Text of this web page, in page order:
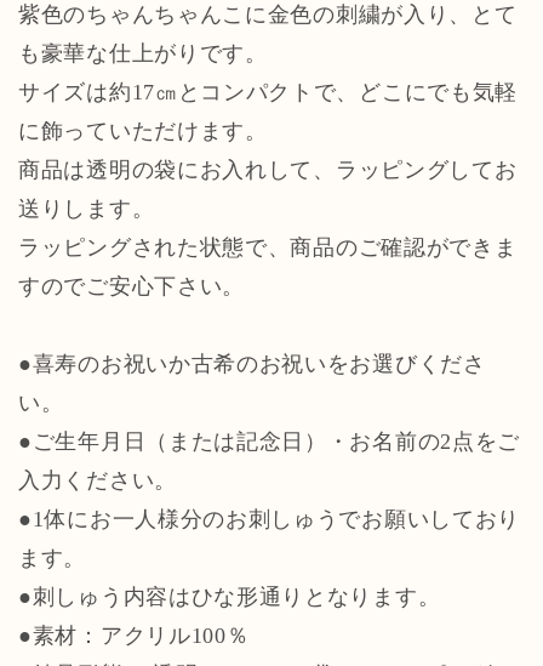
紫色のちゃんちゃんこに金色の刺繍が入り、とて
も豪華な仕上がりです。
サイズは約17㎝とコンパクトで、どこにでも気軽
に飾っていただけます。
商品は透明の袋にお入れして、ラッピングしてお
送りします。
ラッピングされた状態で、商品のご確認ができま
すのでご安心下さい。
●喜寿のお祝いか古希のお祝いをお選びくださ
い。
●ご生年月日（または記念日）・お名前の2点をご
入力ください。
●1体にお一人様分のお刺しゅうでお願いしており
ます。
●刺しゅう内容はひな形通りとなります。
●素材：アクリル100％